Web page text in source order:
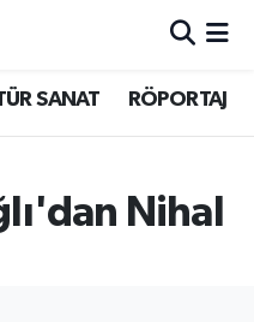
SANAT RÖPORTAJ
Nihal
Haritası